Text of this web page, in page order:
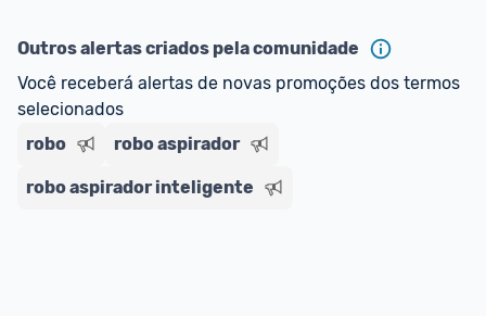
E lembre-se: você sempre pode contar ajuda da
comunidade para tirar dúvidas ou acionar os
nossos Admins marcando
comentário ou através do Fale com o Promobit.
Outros alertas criados pela comunidade
Você receberá alertas de novas promoções dos termos
selecionados
robo
robo aspirador
robo aspirador inteligente